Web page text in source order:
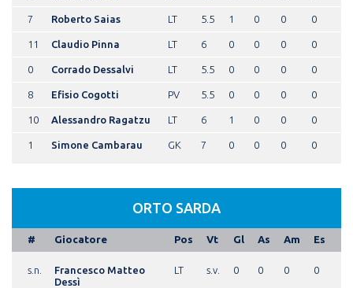
7 Roberto Saias LT 5.5 1 0 0 0
11 Claudio Pinna LT 6 0 0 0 0
0 Corrado Dessalvi LT 5.5 0 0 0 0
8 Efisio Cogotti PV 5.5 0 0 0 0
10 Alessandro Ragatzu LT 6 1 0 0 0
1 Simone Cambarau GK 7 0 0 0 0
ORTO SARDA
# Giocatore Pos Vt Gl As Am Es
s.n.
Francesco Matteo
Dessì
LT s.v. 0 0 0 0